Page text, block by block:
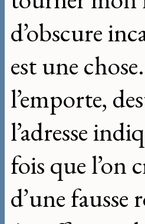
d’obscure
est une
l’emporte,
l’adresse
fois que l’on
d’une fausse